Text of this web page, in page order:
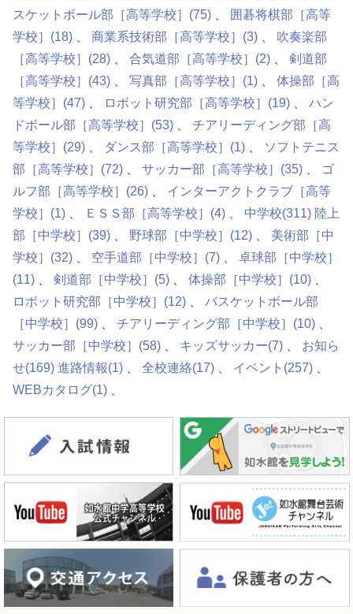
スケットボール部［高等学校］ (75)
囲碁将棋部［高等
学校］ (18) 商業系技術部［高等学校］ (3)
吹奏楽部
［高等学校］ (28) 合気道部［高等学校］ (2)
剣道部
［高等学校］ (43) 写真部［高等学校］ (1)
体操部［高
等学校］ (47) ロボット研究部［高等学校］ (19)
ハン
ドボール部［高等学校］ (53)
チアリーディング部［高
等学校］ (29) ダンス部［高等学校］ (1)
ソフトテニス
部［高等学校］ (72) サッカー部［高等学校］ (35)
ゴ
ルフ部［高等学校］ (26)
インターアクトクラブ［高等
学校］ (1) ＥＳＳ部［高等学校］ (4) 中学校(311) 陸上
部［中学校］ (39) 野球部［中学校］ (12)
美術部［中
学校］ (32) 空手道部［中学校］ (7)
卓球部［中学校］
(11)
剣道部［中学校］ (5) 体操部［中学校］ (10)
ロボット研究部［中学校］ (12)
バスケットボール部
［中学校］ (99) チアリーディング部［中学校］ (10)
サッカー部［中学校］ (58) キッズサッカー(7)
お知ら
せ(169) 進路情報(1) 全校連絡(17) イベント (257)
WEBカタログ(1)